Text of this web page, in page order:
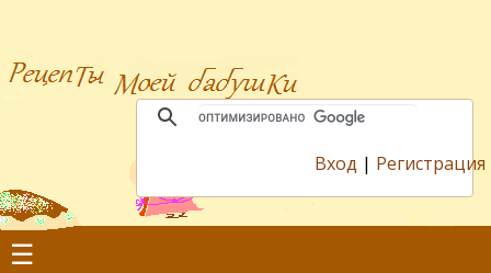
Вход | Регистрация
☰